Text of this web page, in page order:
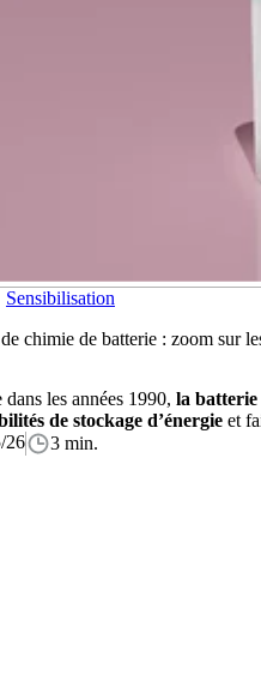
Sensibilisation
chimie de batterie : zoom sur
dans les années 1990, la
de stockage d’énergie et
26
3 min.